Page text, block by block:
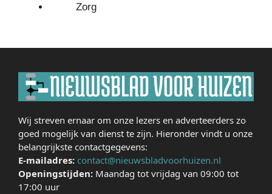
Zorg
Wij streven ernaar om onze lezers en adverteerders zo
goed mogelijk van dienst te zijn. Hieronder vindt u onze
belangrijkste contactgegevens:
E-mailadres: contact@nieuwsbladvoorhuizen.nl
Openingstijden: Maandag tot vrijdag van 09:00 tot
17:00 uur